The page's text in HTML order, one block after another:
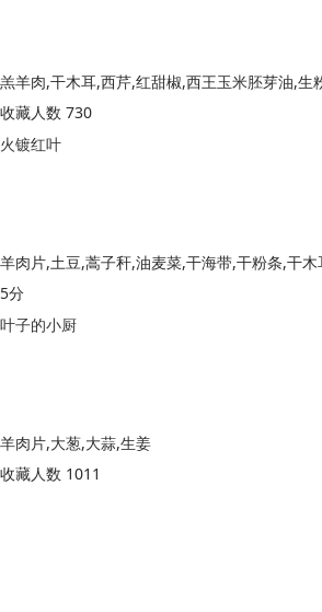
羔羊肉,干木耳,西芹,红甜椒,西王玉米胚芽油,生
收藏人数 730
火镀红叶
羊肉片,土豆,蒿子秆,油麦菜,干海带,干粉条,干木
5分
叶子的小厨
羊肉片,大葱,大蒜,生姜
收藏人数 1011